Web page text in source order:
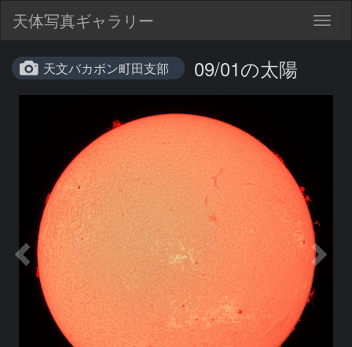
天体写真ギャラリー
天文バカボン町田支部 09/01の太陽